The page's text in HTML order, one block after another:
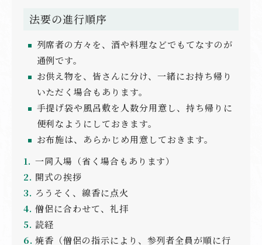
法要の進行順序
列席者の方々を、酒や料理などでもてなすのが
通例です。
お供え物を、皆さんに分け、一緒にお持ち帰り
いただく場合もあります。
手提げ袋や風呂敷を人数分用意し、持ち帰りに
便利なようにしておきます。
お布施は、あらかじめ用意しておきます。
一同入場（省く場合もあります）
開式の挨拶
ろうそく、線香に点火
僧侶に合わせて、礼拝
読経
焼香（僧侶の指示により、参列者全員が順に行